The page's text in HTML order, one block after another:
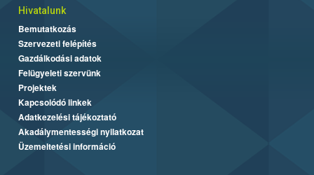
Hivatalunk
Bemutatkozás
Szervezeti felépítés
Gazdálkodási adatok
Felügyeleti szervünk
Projektek
Kapcsolódó linkek
Adatkezelési tájékoztató
Akadálymentességi nyilatkozat
Üzemeltetési információ